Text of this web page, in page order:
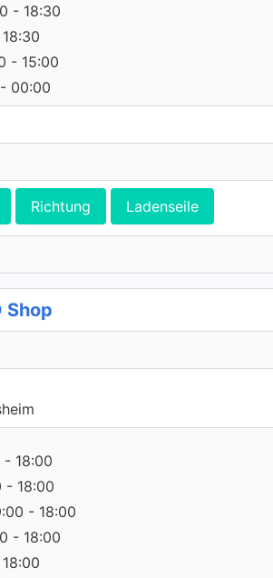
- 18:30
- 15:00
00:00
Richtung Ladenseile
Shop
18:00
- 18:00
- 18:00
- 18:00